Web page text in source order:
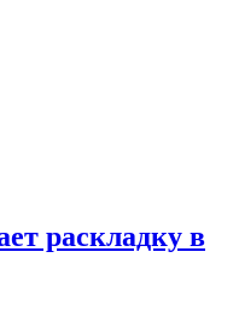
раскладку в